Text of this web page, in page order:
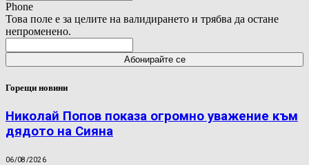
Phone
Това поле е за целите на валидирането и трябва да остане
непроменено.
Горещи новини
Николай Попов показа огромно уважение към
дядото на Сияна
06/08/2026